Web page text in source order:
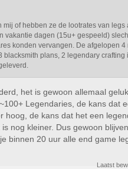
mij of hebben ze de lootrates van legs
vakantie dagen (15u+ gespeeld)
konden vervangen. De afgelopen 4
blacksmith plans, 2 legendary crafting
het is gewoon allemaal
Legendaries, de kans dat
hoog, de kans dat het een
nog kleiner. Dus gewoon
binnen 20 uur alle end game
Laatst